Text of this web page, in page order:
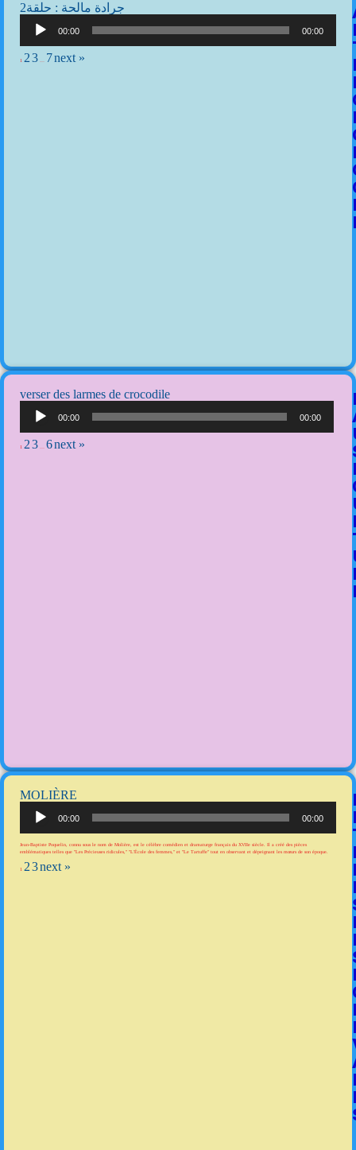
2جرادة مالحة : حلقة
00:00 00:00
1 23 7next »
verser des larmes de crocodile
00:00 00:00
1 23 6next »
MOLIÈRE
00:00 00:00
Jean-Baptiste Poquelin, connu sous le nom de Molière, est le célèbre comédien et dramaturge français du XVIIe siècle. Il a créé des pièces
emblématiques telles que "Les Précieuses ridicules," "L'École des femmes," et "Le Tartuffe" tout en observant et dépeignant les mœurs de son époque.
1 23next »